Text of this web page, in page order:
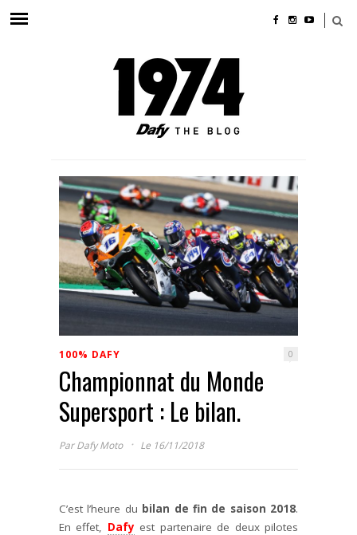
100% DAFY 0
Championnat du Monde
Supersport : Le bilan.
ParDafy Moto · Le 16/11/2018
C’est l’heure du bilan de fin de saison 2018.
En effet, Dafy est partenaire de deux pilotes